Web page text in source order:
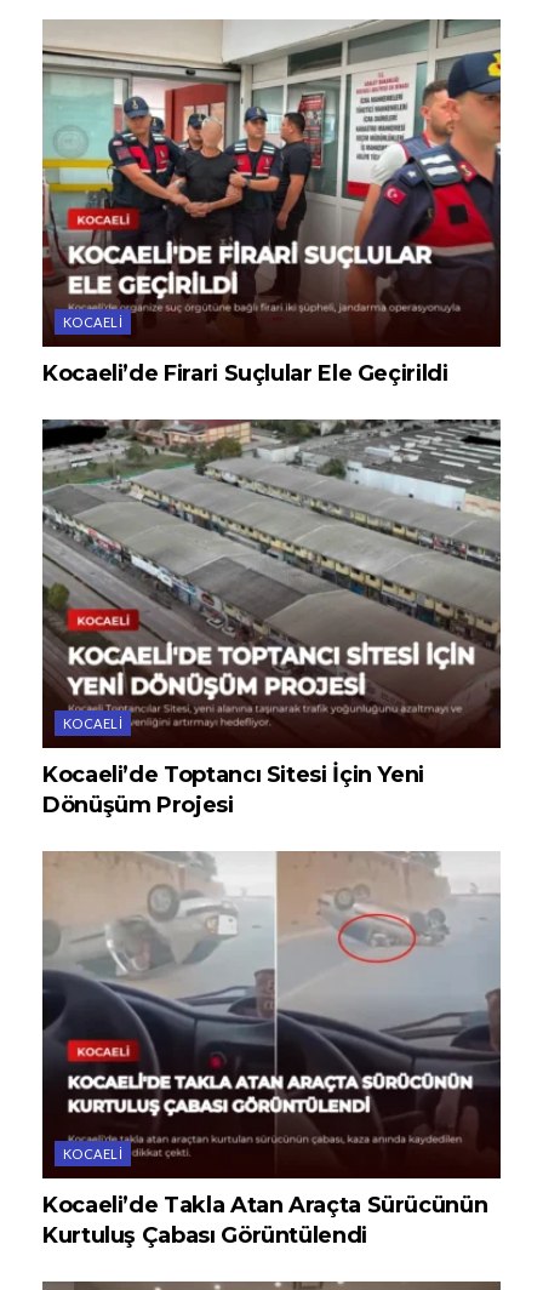
KOCAELI
Kocaeli’de Firari Suçlular Ele Geçirildi
KOCAELI
Kocaeli’de Toptancı Sitesi İçin Yeni
Dönüşüm Projesi
KOCAELI
Kocaeli’de Takla Atan Araçta Sürücünün
Kurtuluş Çabası Görüntülendi